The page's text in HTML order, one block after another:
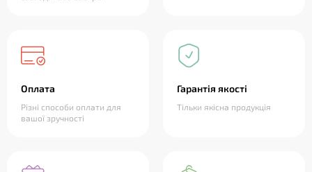
Оплата
Різні способи оплати для
вашої зручності
Гарантія якості
Тільки якісна продукція